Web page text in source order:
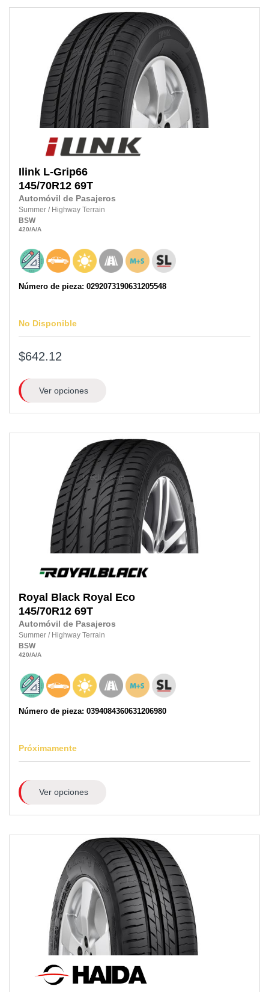
Ilink L-Grip66
145/70R12 69T
Automóvil de Pasajeros
Summer / Highway Terrain
BSW
420/A/A
Número de pieza: 0292073190631205548
No Disponible
$642.12
Ver opciones
Royal Black Royal Eco
145/70R12 69T
Automóvil de Pasajeros
Summer / Highway Terrain
BSW
420/A/A
Número de pieza: 0394084360631206980
Próximamente
Ver opciones